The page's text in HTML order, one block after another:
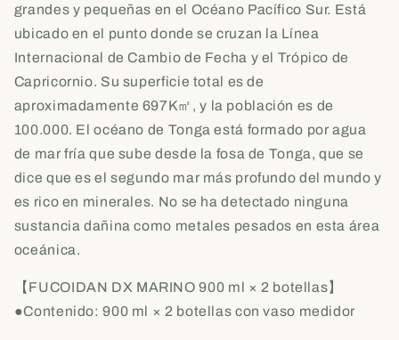
grandes y pequeñas en el Océano Pacífico Sur. Está
ubicado en el punto donde se cruzan la Línea
Internacional de Cambio de Fecha y el Trópico de
Capricornio. Su superficie total es de
aproximadamente 697K㎡, y la población es de
100.000. El océano de Tonga está formado por agua
de mar fría que sube desde la fosa de Tonga, que se
dice que es el segundo mar más profundo del mundo y
es rico en minerales. No se ha detectado ninguna
sustancia dañina como metales pesados ​​en esta área
oceánica.
【FUCOIDAN DX MARINO 900 ml × 2 botellas】
●Contenido: 900 ml × 2 botellas con vaso medidor